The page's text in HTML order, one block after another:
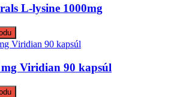
L-lysine 1000mg
Viridian 90 kapsúl